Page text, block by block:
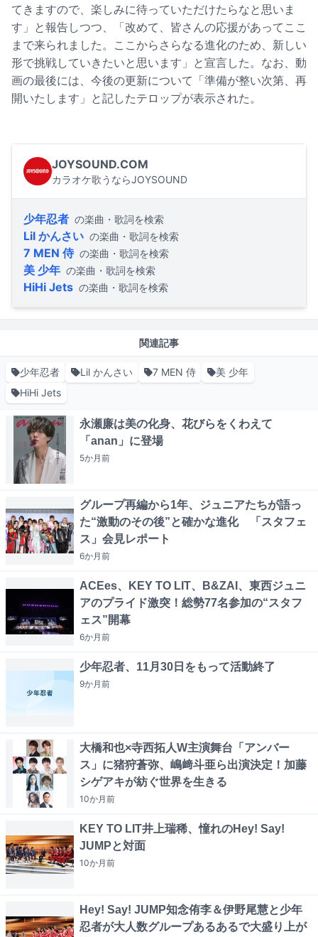
てきますので、楽しみに待っていただけたらなと思いま
す」と報告しつつ、「改めて、皆さんの応援があってここ
まで来られました。ここからさらなる進化のため、新しい
形で挑戦していきたいと思います」と宣言した。なお、動
画の最後には、今後の更新について「準備が整い次第、再
開いたします」と記したテロップが表示された。
JOYSOUND.COM
カラオケ歌うならJOYSOUND
少年忍者 の楽曲・歌詞を検索
Lil かんさい の楽曲・歌詞を検索
7 MEN 侍 の楽曲・歌詞を検索
美 少年 の楽曲・歌詞を検索
HiHi Jets の楽曲・歌詞を検索
関連記事
少年忍者 Lil かんさい 7 MEN 侍
美 少年
HiHi Jets
永瀬廉は美の化身、花びらをくわえて
「anan」に登場
5か月前
グループ再編から1年、ジュニアたちが語っ
た“激動のその後”と確かな進化 「スタフェ
ス」会見レポート
6か月前
ACEes、KEY TO LIT、B&ZAI、東西ジュニ
アのプライド激突！総勢77名参加の“スタフ
ェス”開幕
6か月前
少年忍者、11月30日をもって活動終了
9か月前
大橋和也×寺西拓人W主演舞台「アンバー
ス」に猪狩蒼弥、嶋﨑斗亜ら出演決定！加藤
シゲアキが紡ぐ世界を生きる
10か月前
KEY TO LIT井上瑞稀、憧れのHey! Say!
JUMPと対面
10か月前
Hey! Say! JUMP知念侑李＆伊野尾慧と少年
忍者が大人数グループあるあるで大盛り上が